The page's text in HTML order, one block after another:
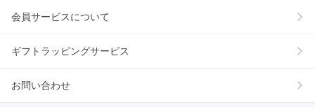
会員サービスについて
ギフトラッピングサービス
お問い合わせ